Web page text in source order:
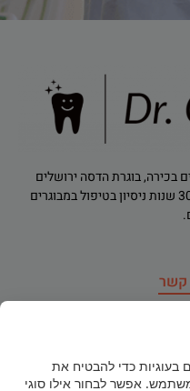
בכירה, בוגרת הדסה ירושלים
ואוניברסיטת תל אביב, ובעלת יותר מ-30 שנות ניסיון בטיפול במבוגרים
קשר
בעוגיות כדי להבטיח את
אפשר לבחור אילו סוגי